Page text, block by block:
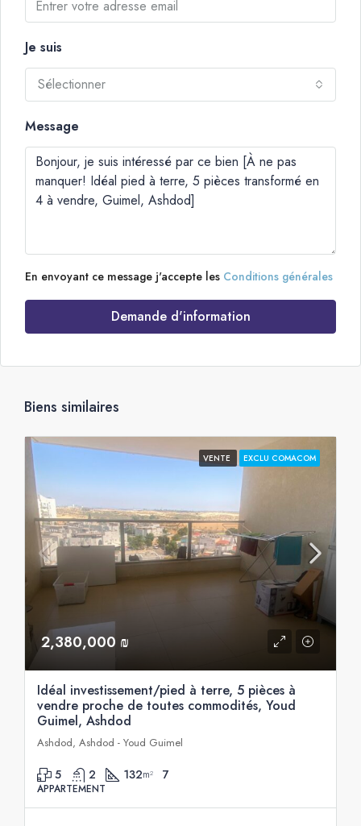
Je suis
Sélectionner
Message
En envoyant ce message j'accepte les Conditions générales
Demande d'information
Biens similaires
VENTE EXCLU COMACOM
2,380,000 ₪
Idéal investissement/pied à terre, 5 pièces à
vendre proche de toutes commodités, Youd
Guimel, Ashdod
Ashdod, Ashdod - Youd Guimel
5 2 132m² 7
APPARTEMENT